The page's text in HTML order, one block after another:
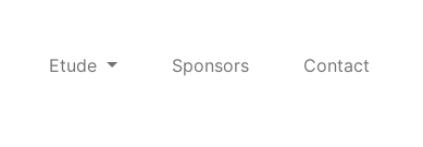
Etude Sponsors Contact